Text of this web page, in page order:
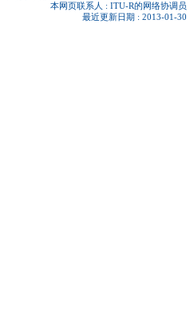
本网页联系人 : ITU-R的网络协调员
最近更新日期 : 2013-01-30